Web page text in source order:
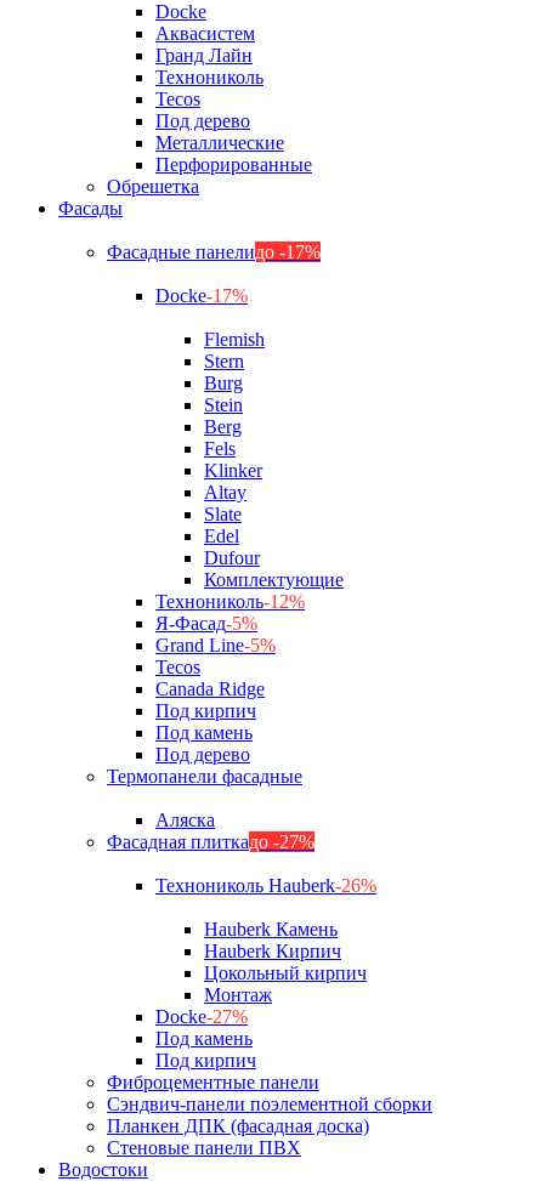
Docke
Аквасистем
Гранд Лайн
Технониколь
Tecos
Под дерево
Металлические
Перфорированные
Обрешетка
Фасады
Фасадные панелидо -17%
Docke-17%
Flemish
Stern
Burg
Stein
Berg
Fels
Klinker
Altay
Slate
Edel
Dufour
Комплектующие
Технониколь-12%
Я-Фасад-5%
Grand Line-5%
Tecos
Canada Ridge
Под кирпич
Под камень
Под дерево
Термопанели фасадные
Аляска
Фасадная плиткадо -27%
Технониколь Hauberk-26%
Hauberk Камень
Hauberk Кирпич
Цокольный кирпич
Монтаж
Docke-27%
Под камень
Под кирпич
Фиброцементные панели
Сэндвич-панели поэлементной сборки
Планкен ДПК (фасадная доска)
Стеновые панели ПВХ
Водостоки